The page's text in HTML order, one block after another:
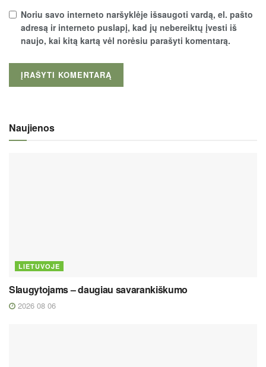
Noriu savo interneto naršyklėje išsaugoti vardą, el. pašto
adresą ir interneto puslapį, kad jų nebereiktų įvesti iš
naujo, kai kitą kartą vėl norėsiu parašyti komentarą.
Naujienos
LIETUVOJE
Slaugytojams – daugiau savarankiškumo
2026 08 06